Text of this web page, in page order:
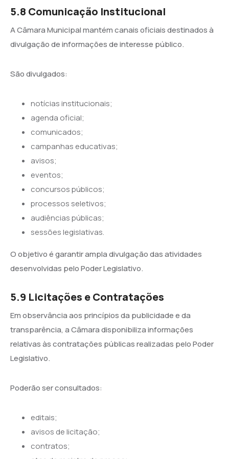
5.8 Comunicação Institucional
A Câmara Municipal mantém canais oficiais destinados à
divulgação de informações de interesse público.
São divulgados:
notícias institucionais;
agenda oficial;
comunicados;
campanhas educativas;
avisos;
eventos;
concursos públicos;
processos seletivos;
audiências públicas;
sessões legislativas.
O objetivo é garantir ampla divulgação das atividades
desenvolvidas pelo Poder Legislativo.
5.9 Licitações e Contratações
Em observância aos princípios da publicidade e da
transparência, a Câmara disponibiliza informações
relativas às contratações públicas realizadas pelo Poder
Legislativo.
Poderão ser consultados:
editais;
avisos de licitação;
contratos;